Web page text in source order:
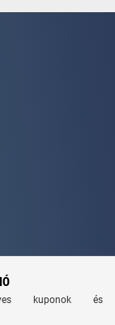
kuponok és